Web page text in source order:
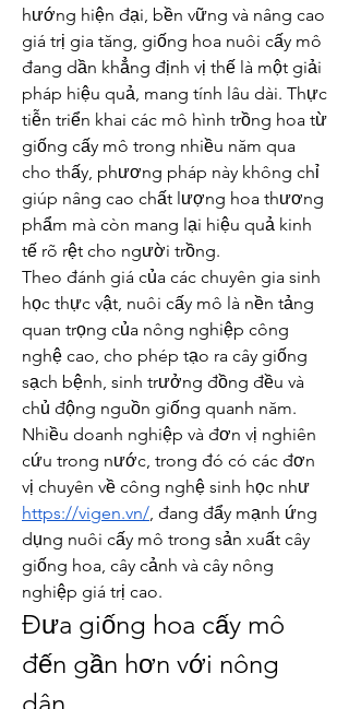
hướng hiện đại, bền vững và nâng cao
giá trị gia tăng, giống hoa nuôi cấy mô
đang dần khẳng định vị thế là một giải
pháp hiệu quả, mang tính lâu dài. Thực
tiễn triển khai các mô hình trồng hoa từ
giống cấy mô trong nhiều năm qua
cho thấy, phương pháp này không chỉ
giúp nâng cao chất lượng hoa thương
phẩm mà còn mang lại hiệu quả kinh
tế rõ rệt cho người trồng.
Theo đánh giá của các chuyên gia sinh
học thực vật, nuôi cấy mô là nền tảng
quan trọng của nông nghiệp công
nghệ cao, cho phép tạo ra cây giống
sạch bệnh, sinh trưởng đồng đều và
chủ động nguồn giống quanh năm.
Nhiều doanh nghiệp và đơn vị nghiên
cứu trong nước, trong đó có các đơn
https://vigen.vn/, đang đẩy mạnh ứng
dụng nuôi cấy mô trong sản xuất cây
giống hoa, cây cảnh và cây nông
nghiệp giá trị cao.
Đưa giống hoa cấy mô
đến gần hơn với nông